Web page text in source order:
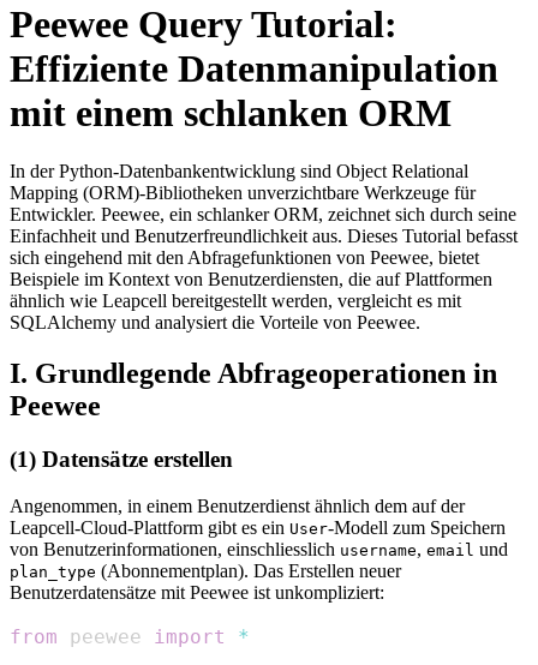
Peewee Query Tutorial:
Effiziente Datenmanipulation
mit einem schlanken ORM
In der Python-Datenbankentwicklung sind Object Relational
Mapping (ORM)-Bibliotheken unverzichtbare Werkzeuge für
Entwickler. Peewee, ein schlanker ORM, zeichnet sich durch seine
Einfachheit und Benutzerfreundlichkeit aus. Dieses Tutorial befasst
sich eingehend mit den Abfragefunktionen von Peewee, bietet
Beispiele im Kontext von Benutzerdiensten, die auf Plattformen
ähnlich wie Leapcell bereitgestellt werden, vergleicht es mit
SQLAlchemy und analysiert die Vorteile von Peewee.
I. Grundlegende Abfrageoperationen in
Peewee
(1) Datensätze erstellen
Angenommen, in einem Benutzerdienst ähnlich dem auf der
Leapcell-Cloud-Plattform gibt es ein User-Modell zum Speichern
von Benutzerinformationen, einschliesslich username, email und
plan_type (Abonnementplan). Das Erstellen neuer
Benutzerdatensätze mit Peewee ist unkompliziert:
from peewee import *